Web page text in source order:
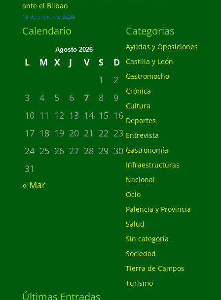
ante el Bilbao
14 de enero de 2024
Calendario
Agosto 2026
L M X J V S
D
1
2
3
4 5 6 7 8
9
10 11 12 13 14 15 16
17 18 19 20 21 22 23
24 25 26 27 28 29 30
31
« Mar
Categorias
Ayudas y Oposiciones
Castilla y León
Castromocho
Crónica
Cultura
Deportes
Entrevista
Gastronomía
Infraestructuras
Nacional
Ocio
Palencia y Provincia
Salud
Sin categoría
Sociedad
Tierra de Campos
Turismo
Últimas Entradas